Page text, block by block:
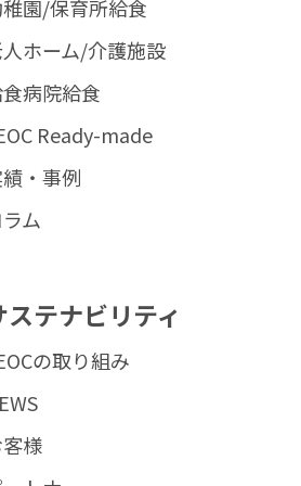
園/保育所給食
ホーム/介護施設
病院給食
Ready-made
・事例
ム
ステナビリティ
の取り組み
様